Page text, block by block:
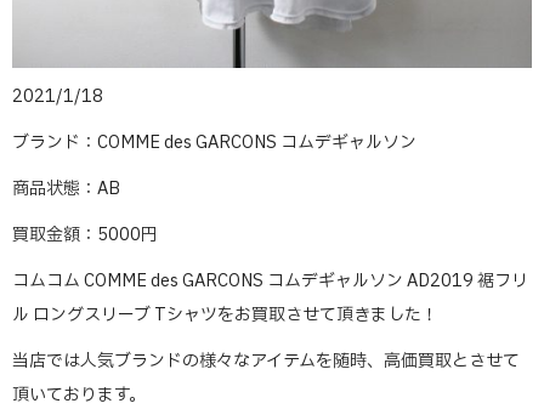
2021/1/18
ブランド：COMME des GARCONS コムデギャルソン
商品状態：AB
買取金額：5000円
コムコム COMME des GARCONS コムデギャルソン AD2019 裾フリ
ル ロングスリーブ Tシャツをお買取させて頂きました！
当店では人気ブランドの様々なアイテムを随時、高価買取とさせて
頂いております。